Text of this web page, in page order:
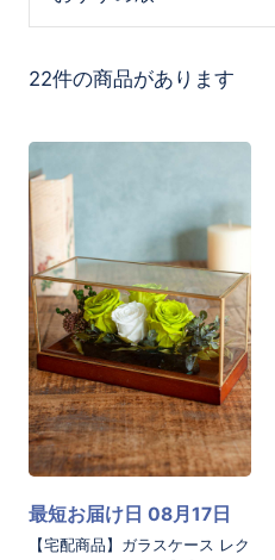
22件の商品があります
【宅配商品】ガラスケース レク
最短お届け日 08月17日